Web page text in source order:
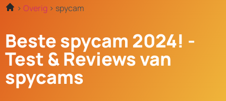
Overig spycam
Beste spycam 2024! -
Test & Reviews van
spycams